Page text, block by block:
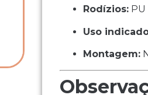
Rodízios: PU
Uso
Montagem: